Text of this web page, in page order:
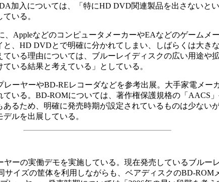
加入については、「特にHD DVD関連製品を出さないと
いる。
AppleなどのコンピュータメーカーやEAなどのゲームメ
、HD DVDとで明確に分かれてしまい、しばらくは大き
いる理由については、ブルーレイディスクの広い用途や
いる結果と考えている」としている。
ーヤーやBD-REレコーダなどを参考出展。大手家電メー
ている。BD-ROMについては、著作権保護規格の「AACS
るため、明確に発売時期が設定されているものは少ない
ルを出展している。
ーの実働デモを実施している。現在発売しているブルー
サイズの筐体を利用しながらも、ベアディスクのBD-ROM